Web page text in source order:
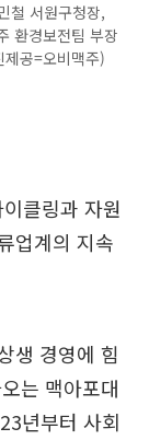
철 서원구청장,
환경보전팀 부장
공=오비맥주)
클링과 자원
업계의 지속
생 경영에 힘
는 맥아포대
년부터 사회